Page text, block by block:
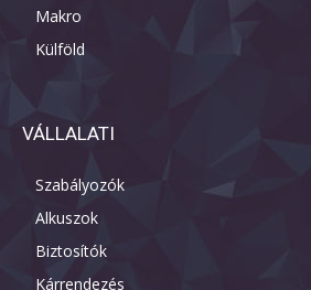
Makro
Külföld
VÁLLALATI
Szabályozók
Alkuszok
Biztosítók
Kárrendezés